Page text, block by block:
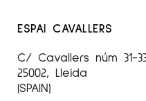
ESPAI CAVALLERS
C/ Cavallers núm 31-
25002, Lleida
(SPAIN)